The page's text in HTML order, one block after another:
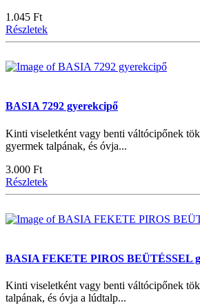
1.045 Ft
Részletek
BASIA 7292 gyerekcipő
Kinti viseletként vagy benti váltócipőnek
gyermek talpának, és óvja...
3.000 Ft
Részletek
BASIA FEKETE PIROS BEÜTÉSSEL
Kinti viseletként vagy benti váltócipőnek
talpának, és óvja a lúdtalp...